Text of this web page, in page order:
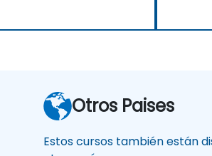
Otros Paises
Estos cursos también están